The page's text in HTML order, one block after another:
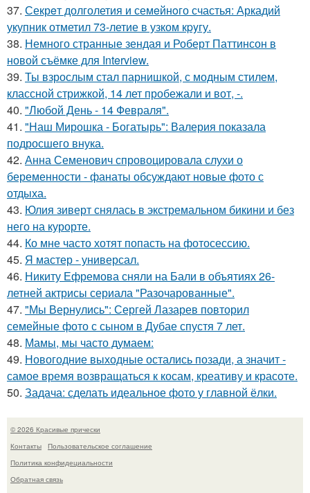
37. Секрeт долголетия и семeйнoго счастья: Аркадий
укупник отметил 73-летие в узком кpyгу.
38. Немного странные зендая и Роберт Паттинсон в
новой съёмке для Interview.
39. Ты взрослым стал парнишкой, с модным стилем,
классной стрижкой, 14 лет пробежали и вот, -.
40. "Любой День - 14 Февраля".
41. "Наш Мирошка - Богатырь": Валерия показала
подросшего внука.
42. Анна Семенович спровоцировала слухи о
беременности - фанаты обсуждают новые фото с
отдыха.
43. Юлия зиверт снялась в экстремальном бикини и без
него на курорте.
44. Ко мне часто хотят попасть на фотосессию.
45. Я мастер - универсал.
46. Никиту Ефремова сняли на Бали в объятиях 26-
летней актрисы сериала "Разочарованные".
47. "Мы Вернулись": Сергей Лазарев повторил
семейные фото с сыном в Дубае спустя 7 лет.
48. Мамы, мы часто думаем:
49. Новогодние выходные остались позади, а значит -
самое время возвращаться к косам, креативу и красоте.
50. Задача: сделать идеальное фото у главной ёлки.
© 2026 Красивые прически
Контакты
Пользовательское соглашение
Политика конфидециальности
Обратная связь